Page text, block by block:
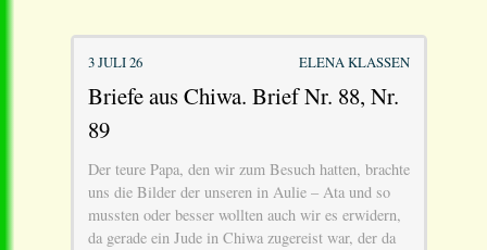
3 JULI 26 ELENA KLASSEN
Briefe aus Chiwa. Brief Nr. 88, Nr.
89
Der teure Papa, den wir zum Besuch hatten, brachte
uns die Bilder der unseren in Aulie – Ata und so
mussten oder besser wollten auch wir es erwidern,
da gerade ein Jude in Chiwa zugereist war, der da